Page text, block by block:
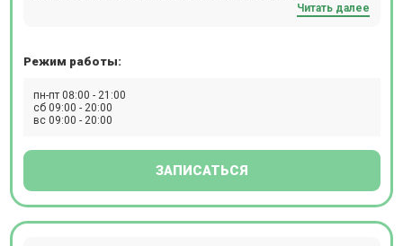
органических патологий. В центре можно пройти МРТ,
генетический паспорт. В клинике действуют
Мужское здоровье. Акушеры, гинекологи и
эндокринологи центра занимаются проблемами
Читать далее
Режим работы:
пн-пт 08:00 - 21:00
сб 09:00 - 20:00
вс 09:00 - 20:00
ЗАПИСАТЬСЯ